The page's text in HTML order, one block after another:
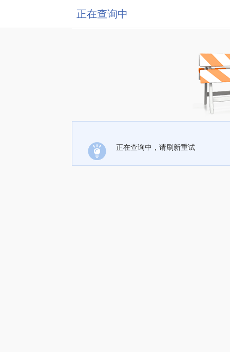
正在查询中
正在查询中，请刷新重试